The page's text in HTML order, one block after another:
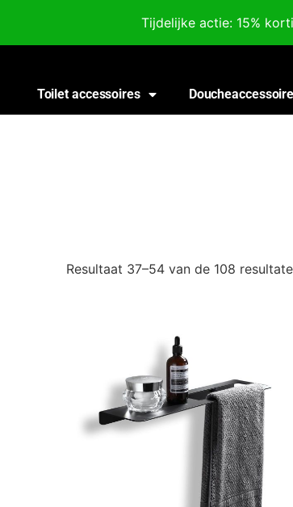
Tijdelijke actie: 15%
Voor 18:00 besteld, morgen in huis!
Toilet accessoires
Resultaat 37–54 van de 108